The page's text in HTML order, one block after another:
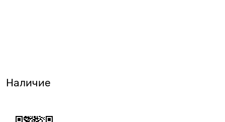
Наличие